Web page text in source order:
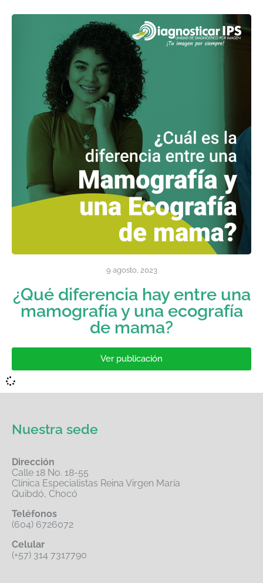
9 agosto, 2023
¿Qué diferencia hay entre una
mamografía y una ecografía
de mama?
Ver publicación
Nuestra sede
Dirección
Calle 18 No. 18-55
Clínica Especialistas Reina Virgen María
Quibdó, Chocó
Teléfonos
(604) 6726072
Celular
(+57) 314 7317790